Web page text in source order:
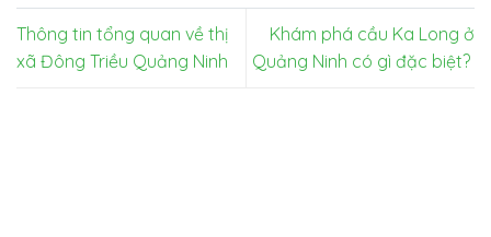
Thông tin tổng quan về thị
xã Đông Triều Quảng Ninh
Khám phá cầu Ka Long ở
Quảng Ninh có gì đặc biệt?